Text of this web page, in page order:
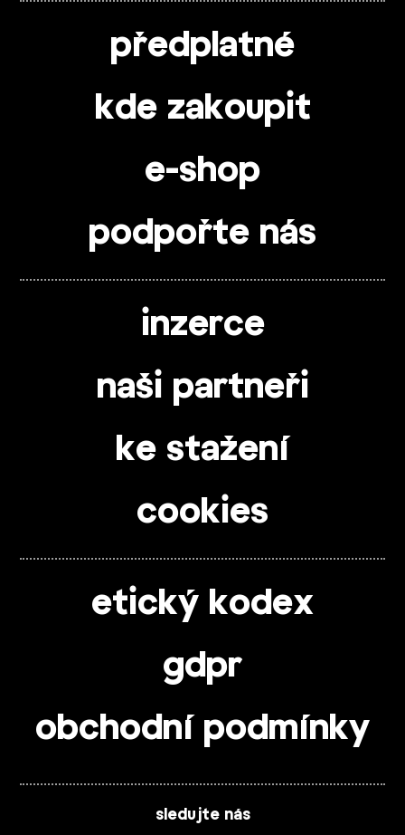
předplatné
kde zakoupit
e-shop
podpořte nás
inzerce
naši partneři
ke stažení
cookies
etický kodex
gdpr
obchodní podmínky
sledujte nás